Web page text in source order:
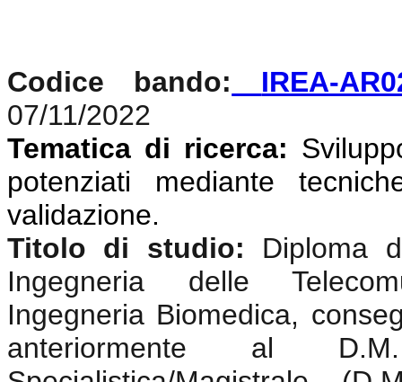
Codice bando:
IREA-
07/11/2022
Tematica di ricerca:
potenziati mediante
validazione.
Titolo di studio:
Diploma
Ingegneria delle
Ingegneria Biomedica,
anteriormente al